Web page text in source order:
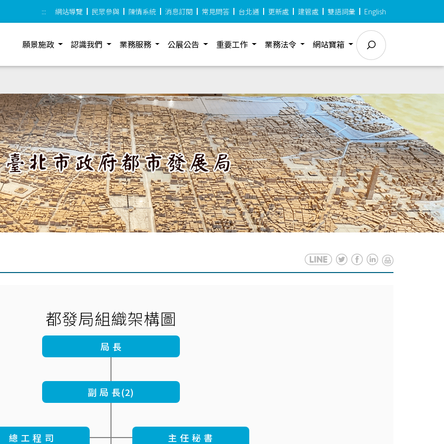
::: 網站導覽 民眾參與 陳情系統 消息訂閱 常見問答 台北通 更新處 建管處 雙語詞彙 English
願景施政 認識我們 業務服務 公展公告 重要工作 業務法令 網站寶箱
都發局組織架構圖
局 長
副 局 長(2)
總 工 程 司 主 任 秘 書